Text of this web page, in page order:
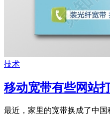
技术
移动宽带有些网站
最近，家里的宽带换成了中